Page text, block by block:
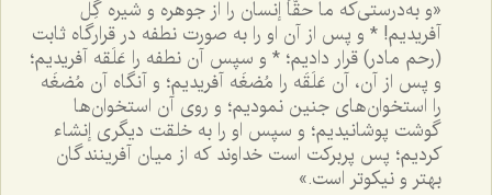
«و به‌درستى‌که ما حقّاً إنسان را از جوهره و شیره گِل
آفریدیم! * و پس از آن او را به صورت نطفه در قرارگاه ثابت
(رحم مادر) قرار دادیم؛ * و سپس آن نطفه را عَلَقه آفریدیم؛
و پس از آن، آن عَلَقَه را مُضغَه آفریدیم؛ و آنگاه آن مُضغَه
را استخوان‌هاى جنین نمودیم؛ و روى آن استخوان‌ها
گوشت پوشانیدیم؛ و سپس او را به خلقت دیگرى إنشاء
کردیم؛ پس پربرکت است خداوند که از میان آفرینندگان
بهتر و نیکوتر است.»